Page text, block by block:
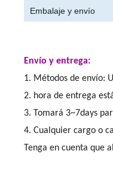
Embalaje y envío
Envío y entrega:
1. Métodos de envío:
2. hora de entrega
3. Tomará 3~7days
4. Cualquier cargo o
Tenga en cuenta que